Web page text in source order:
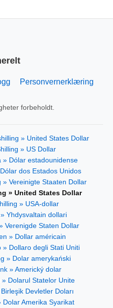
Personvernerklæring
forbeholdt.
» United States Dollar
» US Dollar
» Dólar estadounidense
dos Estados Unidos
» Vereinigte Staaten Dollar
» United States Dollar
» USA-dollar
Yhdysvaltain dollari
Verenigde Staten Dollar
» Dollar américain
» Dollaro degli Stati Uniti
» Dolar amerykański
» Americký dolar
Dolarul Statelor Unite
Devletler Doları
Dolar Amerika Syarikat